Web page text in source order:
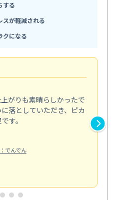
する
スが軽減される
クになる
がりも素晴らしかったで
落としていただき、ピカ
す。
でんでん